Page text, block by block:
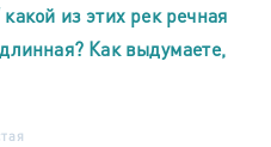
из этих рек речная
Как выдумаете,